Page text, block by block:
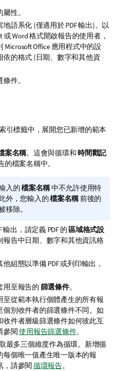
性。
地語系化 (僅適用於PDF輸出)。以
或Word格式開啟報告的使用者，
Microsoft Office應用程式中的設
依的格式 (日期、數字和其他資
件。
引標籤中，展開您已新增的範本
案名稱。這會與循環和時間戳記
檔案名稱中。
入的檔案名稱中不允許使用特
外，您輸入的檔案名稱前後的
移除。
輸出，請定義 PDF的 區域格式設
報告中日期、數字和其他資訊格
他組態以準備PDF或列印輸出，
用至報告的 篩選條件。
至從範本執行個體產生的所有報
個別收件者的篩選條件不同。如
收件者層級篩選條件如何彼此互
參閱使用報告篩選條件。
最多三個維度作為循環。新增循
每個唯一值產生唯一版本的報
，請參閱 循環報告。